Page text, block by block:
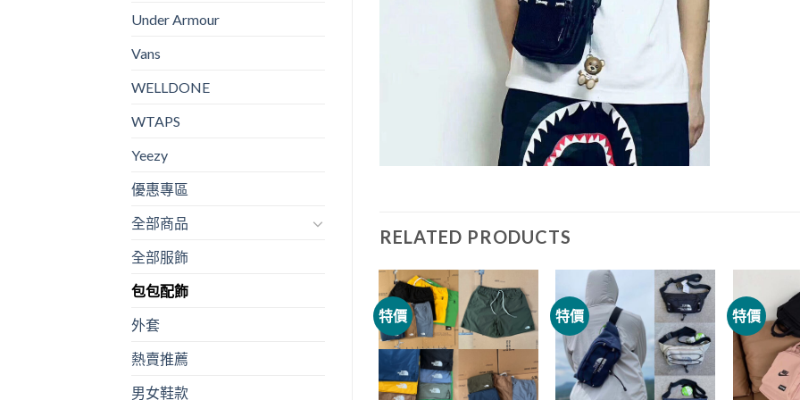
RELATED PRODUCTS
特價 特價 特價
Under Armour
Vans
WELLDONE
WTAPS
Yeezy
優惠專區
全部商品
全部服飾
包包配飾
外套
熱賣推薦
男女鞋款